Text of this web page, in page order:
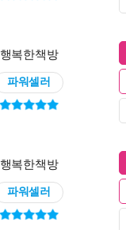
행복한책방
파워셀러
행복한책방
파워셀러